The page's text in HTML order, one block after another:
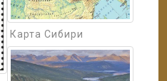
Карта Сибири